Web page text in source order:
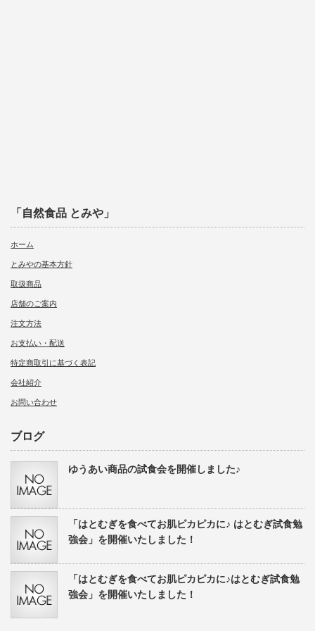
「自然食品 とみや」
ホーム
とみやの基本方針
取扱商品
店舗のご案内
注文方法
お支払い・配送
特定商取引に基づく表記
会社紹介
お問い合わせ
ブログ
ゆうあい商品の試食会を開催しました♪
「はとむぎを食べてお肌ピカピカに♪ はとむぎ試食勉
強会」を開催いたしました！
「はとむぎを食べてお肌ピカピカに♪はとむぎ試食勉
強会」を開催いたしました！